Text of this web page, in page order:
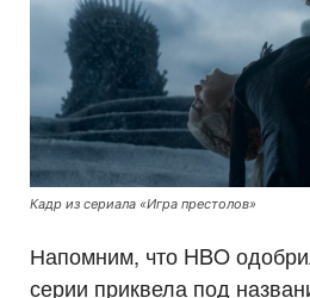
Кадр из сериала «Игра престолов»
Напомним, что HBO
серии приквела под